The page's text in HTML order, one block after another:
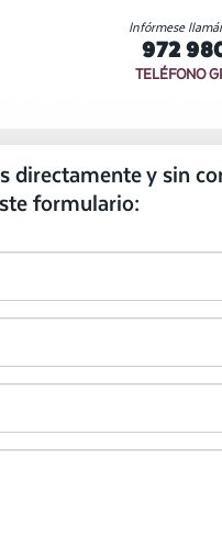
Infórmese
972
TELÉFONO
directamente y sin
formulario: